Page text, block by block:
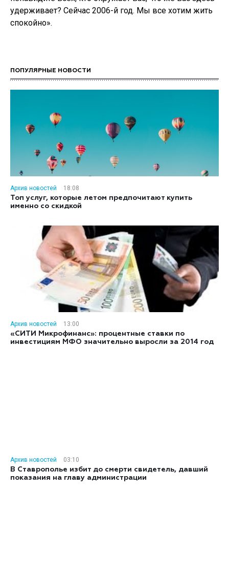
удерживает? Сейчас 2006-й год. Мы все хотим жить
спокойно».
ПОПУЛЯРНЫЕ НОВОСТИ
Архив новостей
18:08
Топ услуг, которые летом предпочитают купить
именно со скидкой
Архив новостей
13:00
«СИТИ Микрофинанс»: процентные ставки по
инвестициям МФО значительно выросли за 2014 год
Архив новостей
03:10
В Ставрополье избит до смерти свидетель, давший
показания на главу администрации